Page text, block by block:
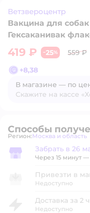
Ветзвероцентр
Вакцина для
Гексаканивак
419 ₽ −25%
559 ₽
+8,38
В магазине — по
Скажите на кассе
Способы
Регион: Выбор
Москва и область
Забрать в магазине
Забрать в 26
Через 15 минут
Привезти в
Недоступно
Доставка за 2
Недоступно